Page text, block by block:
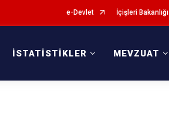
e-Devlet İçişleri Bakanlığı
İSTATİSTİKLER MEVZUAT